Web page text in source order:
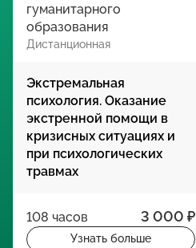
гуманитарного
образования
Дистанционная
Экстремальная
психология. Оказание
экстренной помощи в
кризисных ситуациях и
при психологических
травмах
108 часов 3 000 ₽
Узнать больше